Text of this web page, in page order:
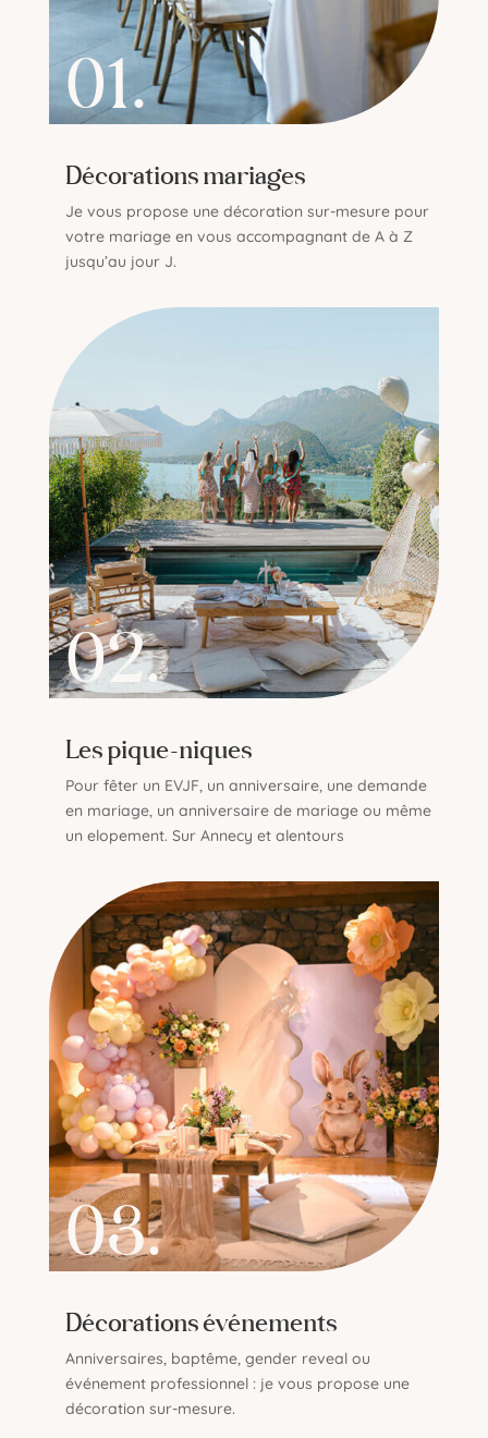
01.
Décorations mariages
Je vous propose une décoration sur-mesure pour
votre mariage en vous accompagnant de A à Z
jusqu’au jour J.
02.
Les pique-niques
Pour fêter un EVJF, un anniversaire, une demande
en mariage, un anniversaire de mariage ou même
un elopement. Sur Annecy et alentours
03.
Décorations événements
Anniversaires, baptême, gender reveal ou
événement professionnel : je vous propose une
décoration sur-mesure.